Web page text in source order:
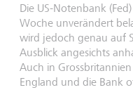
Die US-Notenbank
Woche unverändert
wird jedoch genau auf
Ausblick angesichts
Auch in
England und die Bank